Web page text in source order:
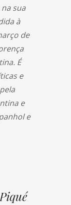
sua
à
de
É
e
e
e